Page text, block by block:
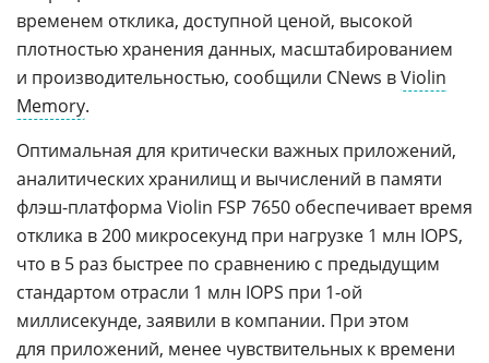
временем отклика, доступной ценой, высокой
плотностью хранения данных, масштабированием
и производительностью, сообщили CNews вViolin
Memory.
Оптимальная для критически важных приложений,
аналитических хранилищ и вычислений в памяти
флэш-платформа Violin FSP 7650 обеспечивает время
отклика в 200 микросекунд при нагрузке 1 млн IOPS,
что в 5 раз быстрее по сравнению с предыдущим
стандартом отрасли 1 млн IOPS при 1-ой
миллисекунде, заявили в компании. При этом
для приложений, менее чувствительных к времени